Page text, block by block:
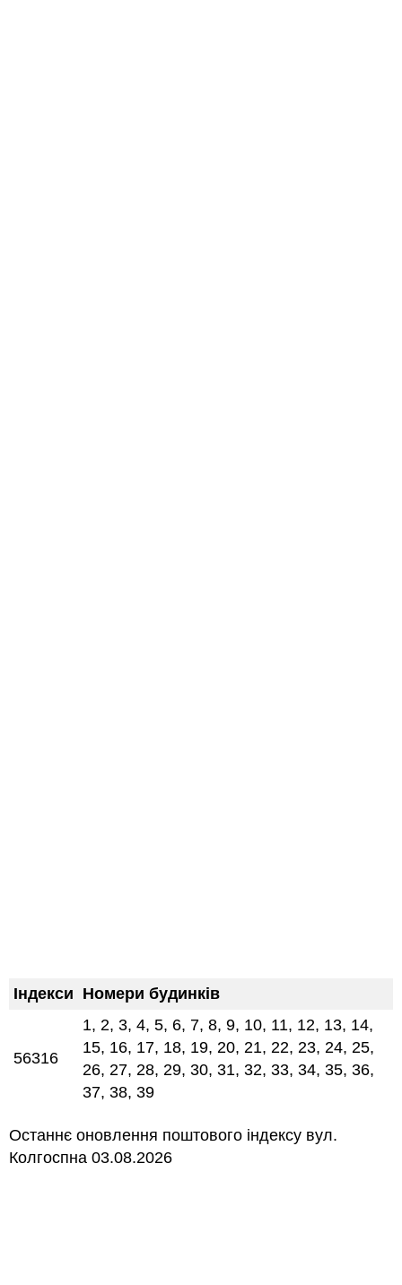
Індекси Номери будинків
56316
1, 2, 3, 4, 5, 6, 7, 8, 9, 10, 11, 12, 13, 14,
15, 16, 17, 18, 19, 20, 21, 22, 23, 24, 25,
26, 27, 28, 29, 30, 31, 32, 33, 34, 35, 36,
37, 38, 39
Останнє оновлення поштового індексу вул.
Колгоспна 03.08.2026